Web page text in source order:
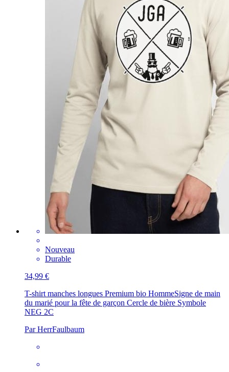
Nouveau
Durable
34,99 €
T-shirt manches longues Premium bio HommeSigne de main
du marié pour la fête de garçon Cercle de bière Symbole
NEG 2C
Par HerrFaulbaum